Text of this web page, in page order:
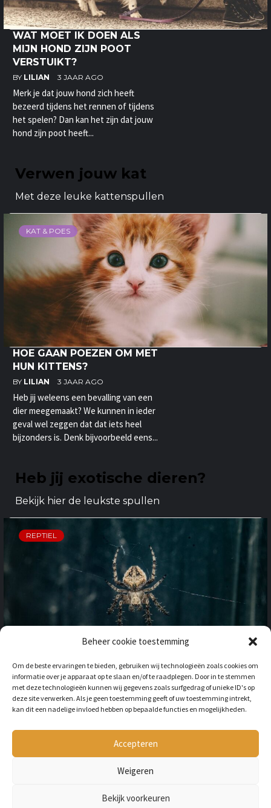
Beheer cookie toestemming
Om de beste ervaringen te bieden, gebruiken wij technologieën zoals cookies om
informatie over je apparaat op te slaan en/of te raadplegen. Door in te stemmen
met deze technologieën kunnen wij gegevens zoals surfgedrag of unieke ID's op
deze site verwerken. Als je geen toestemming geeft of uw toestemming intrekt,
kan dit een nadelige invloed hebben op bepaalde functies en mogelijkheden.
Accepteren
Weigeren
Bekijk voorkeuren
WAT MOET IK DOEN ALS
MIJN HOND ZIJN POOT
VERSTUIKT?
BY LILIAN 3 JAAR AGO
Merk je dat jouw hond zich heeft
bezeerd tijdens het rennen of tijdens
het spelen? Dan kan het zijn dat jouw
hond zijn poot heeft...
Verwen jouw kat
Met deze leuke kattenspullen
KAT & POES
HOE GAAN POEZEN OM MET
HUN KITTENS?
BY LILIAN 3 JAAR AGO
Heb jij weleens een bevalling van een
dier meegemaakt? We kunnen in ieder
geval wel zeggen dat dat iets heel
bijzonders is. Denk bijvoorbeeld eens...
Heb jij exotische dieren?
Bekijk hier de leukste spullen
REPTIEL
BUITENLAND: HOE HOUD JE
REKENING MET
ONGEWENSTE DIEREN?
BY LILIAN 3 JAAR AGO
Als je op vakantie gaat naar het
buitenland, is niet alleen het cultuur en
de temperatuur anders, ook kan het zijn
dat er verschillende dieren...